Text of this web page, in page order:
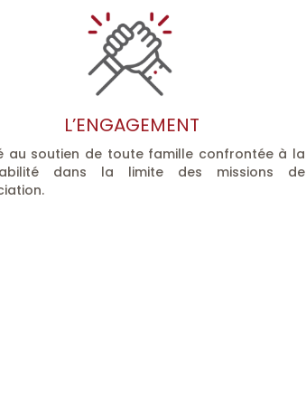
L’ENGAGEMENT
au soutien de toute famille confrontée à la
dans la limite des missions de